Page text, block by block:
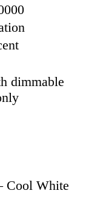
dimmable
Cool White